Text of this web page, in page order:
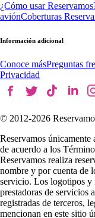
¿Cómo usar
aviónCoberturas
Información adicional
Conoce másPreguntas
Privacidad
© 2012-2026
Reservamos
de acuerdo a los
Reservamos realiza
nombre y por cuenta de
servicio. Los logotipos y
prestadoras de servicios
registradas de terceros,
mencionan en este sitio